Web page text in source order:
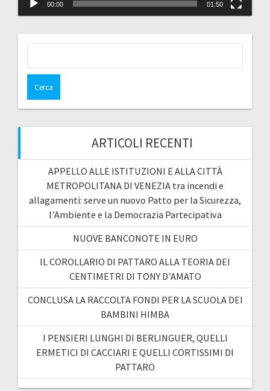
00:00 01:50
ARTICOLI RECENTI
APPELLO ALLE ISTITUZIONI E ALLA CITTÀ
METROPOLITANA DI VENEZIA tra incendi e
allagamenti: serve un nuovo Patto per la Sicurezza,
l’Ambiente e la Democrazia Partecipativa
NUOVE BANCONOTE IN EURO
IL COROLLARIO DI PATTARO ALLA TEORIA DEI
CENTIMETRI DI TONY D’AMATO
CONCLUSA LA RACCOLTA FONDI PER LA SCUOLA DEI
BAMBINI HIMBA
I PENSIERI LUNGHI DI BERLINGUER, QUELLI
ERMETICI DI CACCIARI E QUELLI CORTISSIMI DI
PATTARO